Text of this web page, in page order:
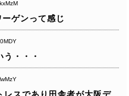
ゲンって感じ
・・・
レスであり田舎者が大阪デ